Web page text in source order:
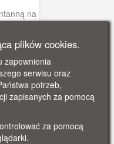
na
plików cookies.
zapewnienia
serwisu oraz
potrzeb,
zapisanych za pomocą
za pomocą